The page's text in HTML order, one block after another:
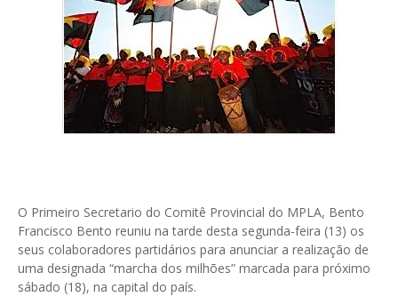
O Primeiro Secretario do Comitê Provincial do MPLA, Bento
Francisco Bento reuniu na tarde desta segunda-feira (13) os
seus colaboradores partidários para anunciar a realização de
uma designada “marcha dos milhões” marcada para próximo
sábado (18), na capital do país.